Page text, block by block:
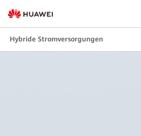
Hybride Stromversorgungen